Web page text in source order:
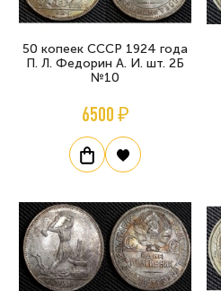
50 копеек СССР 1924 года
П. Л. Федорин А. И. шт. 2Б
№10
6500 ₽